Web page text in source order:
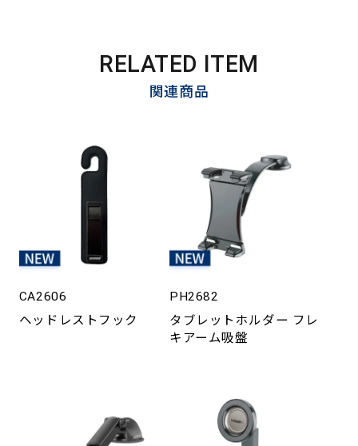
RELATED ITEM
関連商品
CA2606
ヘッドレストフック
PH2682
タブレットホルダー フレ
キアーム吸盤